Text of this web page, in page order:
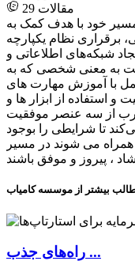
29 مقالات
خود با هدف کمک به
برقراری نظام یکپارچه
شبکه‌های اطلاعاتی و
به معنی شخصی که به
با آموزش مهارت های
استفاده از ابزار ها و
از سه عنصر موفقیت
تا شرایطی را بوجود
همراه می شوند در مسیر
، پیروز و موفق باشند
بیشتر از موسسه کامیاب
راه‌های جذب ...